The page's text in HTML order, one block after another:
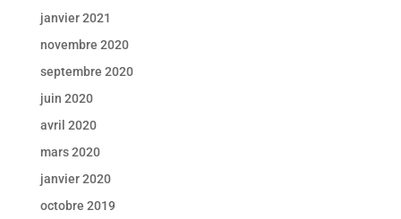
janvier 2021
novembre 2020
septembre 2020
juin 2020
avril 2020
mars 2020
janvier 2020
octobre 2019